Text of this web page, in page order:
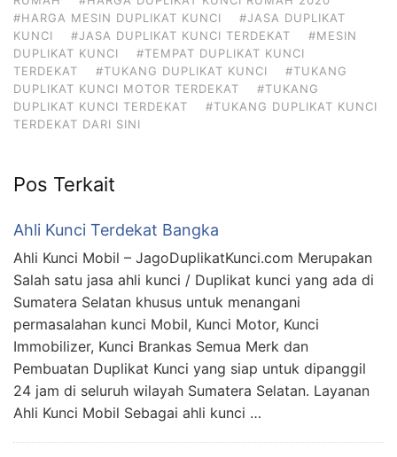
#HARGA MESIN DUPLIKAT KUNCI
#JASA DUPLIKAT
KUNCI
#JASA DUPLIKAT KUNCI TERDEKAT
#MESIN
DUPLIKAT KUNCI
#TEMPAT DUPLIKAT KUNCI
TERDEKAT
#TUKANG DUPLIKAT KUNCI
#TUKANG
DUPLIKAT KUNCI MOTOR TERDEKAT
#TUKANG
DUPLIKAT KUNCI TERDEKAT
#TUKANG DUPLIKAT KUNCI
TERDEKAT DARI SINI
Pos Terkait
Ahli Kunci Terdekat Bangka
Ahli Kunci Mobil – JagoDuplikatKunci.com Merupakan
Salah satu jasa ahli kunci / Duplikat kunci yang ada di
Sumatera Selatan khusus untuk menangani
permasalahan kunci Mobil, Kunci Motor, Kunci
Immobilizer, Kunci Brankas Semua Merk dan
Pembuatan Duplikat Kunci yang siap untuk dipanggil
24 jam di seluruh wilayah Sumatera Selatan. Layanan
Ahli Kunci Mobil Sebagai ahli kunci …